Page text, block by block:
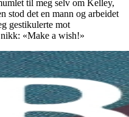
til meg selv om Kelley,
stod det en mann og arbeidet
gestikulerte mot
«Make a wish!»